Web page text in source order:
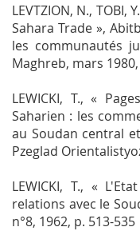
LEVTZION, N., TOBI,
Sahara Trade »,
les communautés
Maghreb, mars 1980,
LEWICKI, T., «
Saharien : les
au Soudan central
Pzeglad
LEWICKI, T., «
relations avec le
n°8, 1962, p. 513-535